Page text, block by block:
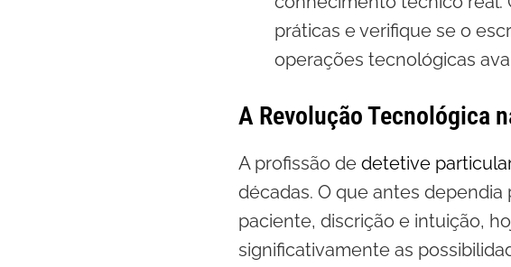
práticas e verifique se o
operações tecnológicas
A Revolução Tecnológica
A profissão de detetive
décadas. O que antes
paciente, discrição e intuição,
significativamente as